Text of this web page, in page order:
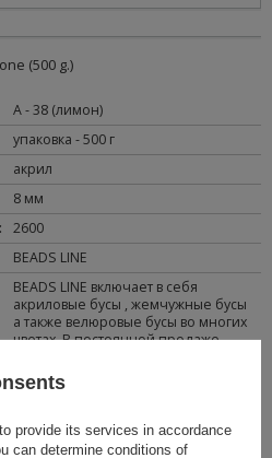
(500 g.)
A - 38 (лимон)
упаковка - 500 г
акрил
8 мм
:
2600
BEADS LINE
BEADS LINE включает в себя
акриловые бусы , жемчужные бусы
а также велюровые бусы во многих
цветах. В постоянной продаже
что при сочитании разных
цветовых версий дают несколько
provide its services in accordance
can determine conditions of